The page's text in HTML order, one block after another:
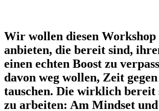
Wir wollen diesen
anbieten, die bereit sind,
einen echten Boost zu
davon weg wollen, Zeit
tauschen. Die wirklich bereit
zu arbeiten: Am Mindset